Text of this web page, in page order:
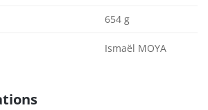
654 g
Ismaël MOYA